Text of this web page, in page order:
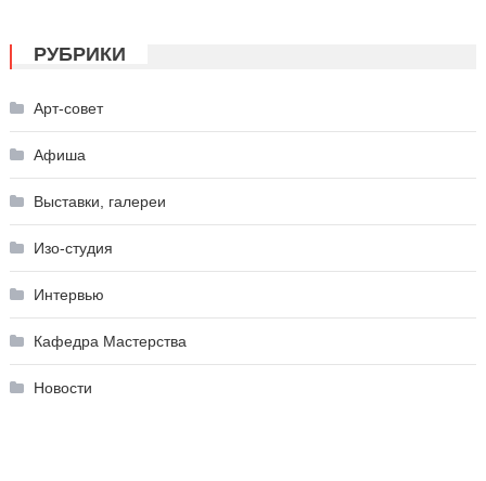
РУБРИКИ
Арт-совет
Афиша
Выставки, галереи
Изо-студия
Интервью
Кафедра Мастерства
Новости